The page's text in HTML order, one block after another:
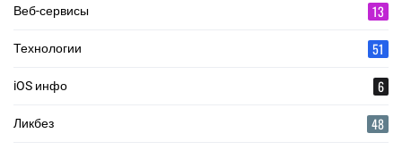
Веб-сервисы 13
Технологии 51
iOS инфо 6
Ликбез 48